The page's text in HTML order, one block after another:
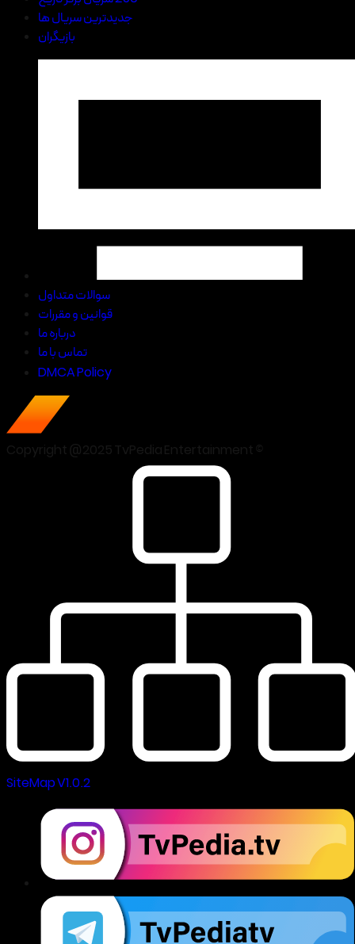
جدیدترین سریال ها
بازیگران
سوالات متداول
قوانین و مقررات
درباره ما
تماس با ما
DMCA Policy
SiteMap V1.0.2